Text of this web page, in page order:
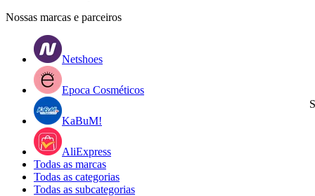
Nossas marcas e parceiros
Netshoes
Epoca Cosméticos
KaBuM!
AliExpress
Todas as marcas
Todas as categorias
Todas as subcategorias